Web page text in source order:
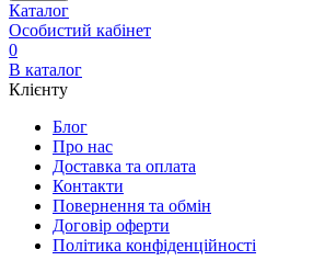
Каталог
Особистий кабінет
0
В каталог
Клієнту
Блог
Про нас
Доставка та оплата
Контакти
Повернення та обмін
Договір оферти
Політика конфіденційності